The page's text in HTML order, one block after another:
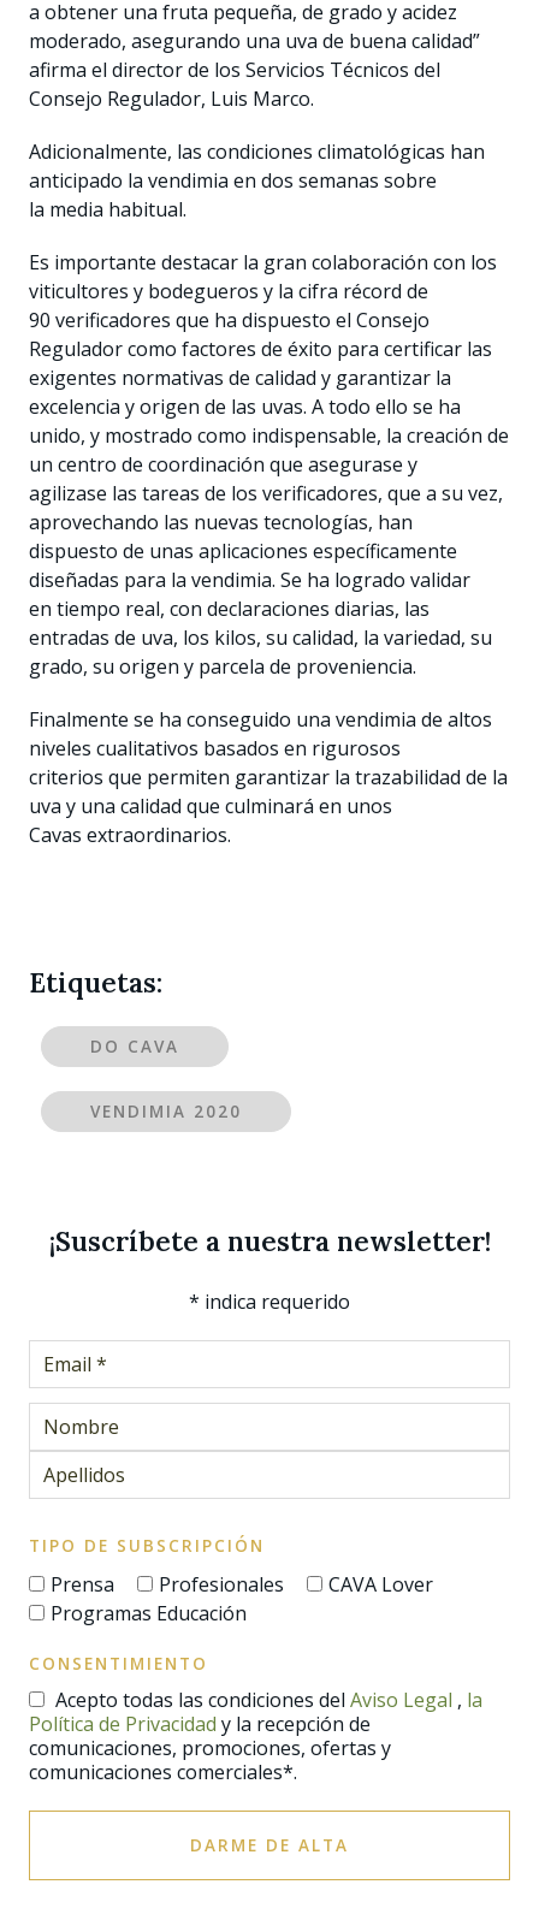
a obtener una fruta pequeña, de grado y acidez
moderado, asegurando una uva de buena calidad”
afirma el director de los Servicios Técnicos del
Consejo Regulador, Luis Marco.
Adicionalmente, las condiciones climatológicas han
anticipado la vendimia en dos semanas sobre
la media habitual.
Es importante destacar la gran colaboración con los
viticultores y bodegueros y la cifra récord de
90 verificadores que ha dispuesto el Consejo
Regulador como factores de éxito para certificar las
exigentes normativas de calidad y garantizar la
excelencia y origen de las uvas. A todo ello se ha
unido, y mostrado como indispensable, la creación de
un centro de coordinación que asegurase y
agilizase las tareas de los verificadores, que a su vez,
aprovechando las nuevas tecnologías, han
dispuesto de unas aplicaciones específicamente
diseñadas para la vendimia. Se ha logrado validar
en tiempo real, con declaraciones diarias, las
entradas de uva, los kilos, su calidad, la variedad, su
grado, su origen y parcela de proveniencia.
Finalmente se ha conseguido una vendimia de altos
niveles cualitativos basados en rigurosos
criterios que permiten garantizar la trazabilidad de la
uva y una calidad que culminará en unos
Cavas extraordinarios.
Etiquetas:
DO CAVA
VENDIMIA 2020
¡Suscríbete a nuestra newsletter!
* indica requerido
TIPO DE SUBSCRIPCIÓN
Prensa Profesionales
CAVA Lover
Programas Educación
CONSENTIMIENTO
Acepto todas las condiciones del Aviso Legal , la
Política de Privacidad y la recepción de
comunicaciones, promociones, ofertas y
comunicaciones comerciales*.
DARME DE ALTA